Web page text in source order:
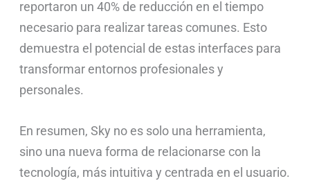
reportaron un 40% de reducción en el tiempo
necesario para realizar tareas comunes. Esto
demuestra el potencial de estas interfaces para
transformar entornos profesionales y
personales.
En resumen, Sky no es solo una herramienta,
sino una nueva forma de relacionarse con la
tecnología, más intuitiva y centrada en el usuario.